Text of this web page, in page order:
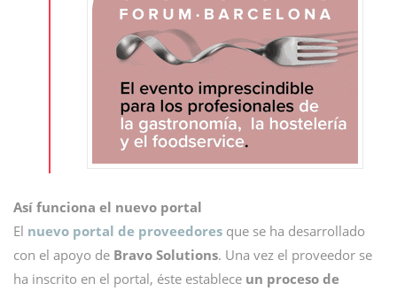
Así funciona el nuevo portal
El nuevo portal de proveedores que se ha desarrollado
con el apoyo de Bravo Solutions. Una vez el proveedor se
ha inscrito en el portal, éste establece un proceso de